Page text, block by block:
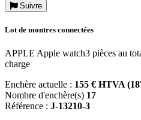
Suivre
Lot de montres connectées
APPLE Apple watch3 pièces au
charge
Enchère actuelle : 155 € HTVA
Nombre d'enchère(s) 17
Référence : J-13210-3